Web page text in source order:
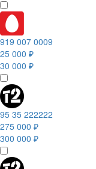
919 007 0009
25 000 ₽
30 000 ₽
95 35 222222
275 000 ₽
300 000 ₽